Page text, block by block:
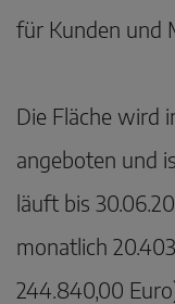
für Kunden und
Die Fläche wird
angeboten und
läuft bis
monatlich
244.840,00